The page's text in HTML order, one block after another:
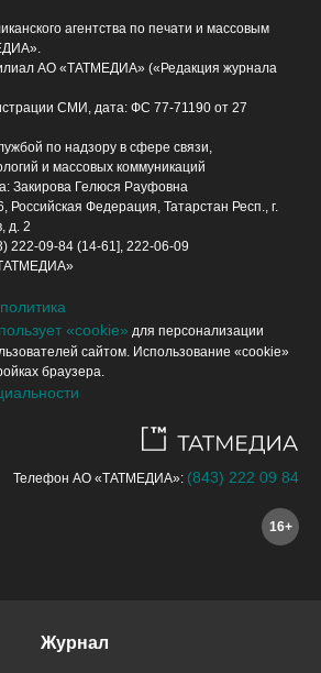
агентства по печати и массовым
АО «ТАТМЕДИА» («Редакция журнала
СМИ, дата: ФС 77-71190 от 27
по надзору в сфере связи,
и массовых коммуникаций
Закирова Гелюся Рауфовна
Российская Федерация, Татарстан Респ., г.
д. 2
222-09-84 (14-61], 222-06-09
«cookie» для персонализации
сайтом. Использование «cookie»
браузера.
Телефон АО «ТАТМЕДИА»: (843) 222 09 84
16+
Журнал